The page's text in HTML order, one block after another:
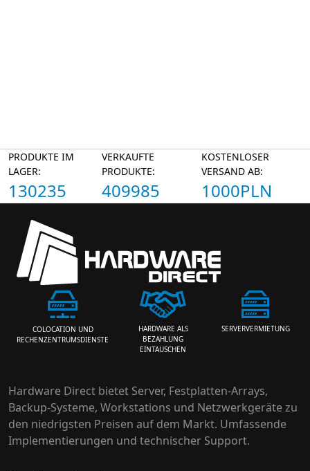
PRODUKTE IM
LAGER:
130235
VERKAUFTE
PRODUKTE:
409985
KOSTENLOSER
VERSAND AB:
1000PLN
COLOCATION UND
RECHENZENTRUMSDIENSTE
HARDWARE ALS
BEZAHLUNG
EINTAUSCHEN
SERVERVERMIETUNG
Hardware Direct bietet Server, Festplatten-Arrays,
Backup-Systeme, Workstations und Netzwerkgeräte zu
den niedrigsten Preisen auf dem Markt. Umfassende
Implementierungen und technischer Support.